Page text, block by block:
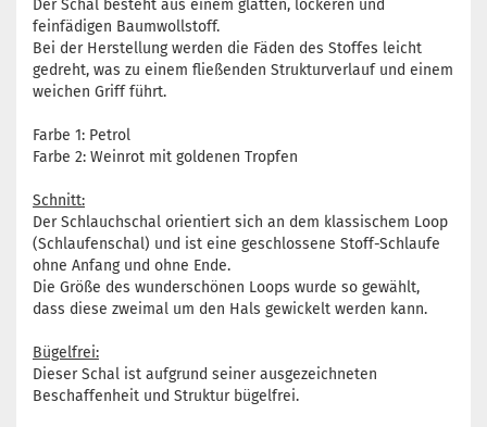
Der Schal besteht aus einem glatten, lockeren und
feinfädigen Baumwollstoff.
Bei der Herstellung werden die Fäden des Stoffes leicht
gedreht, was zu einem fließenden Strukturverlauf und einem
weichen Griff führt.
Farbe 1: Petrol
Farbe 2: Weinrot mit goldenen Tropfen
Schnitt:
Der Schlauchschal orientiert sich an dem klassischem Loop
(Schlaufenschal) und ist eine geschlossene Stoff-Schlaufe
ohne Anfang und ohne Ende.
Die Größe des wunderschönen Loops wurde so gewählt,
dass diese zweimal um den Hals gewickelt werden kann.
Bügelfrei:
Dieser Schal ist aufgrund seiner ausgezeichneten
Beschaffenheit und Struktur bügelfrei.